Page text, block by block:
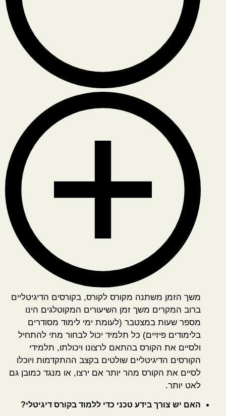
משך הזמן משתנה מקורס לקורס, בקורסים הדיגיטליים
ברוב המקרים משך זמן השיעורים המקוטלגים הינו
מספר שעות במצטבר (לעומת ימי לימוד מסודרים
בלימודים פיזיים) כל תלמיד יכול לבחור מתי להתחיל
ולסיים את הקורס בהתאם לרצונו ויכולתו, תלמידי
הקורסים הדיגיטליים שולטים בקצב ההתקדמות ויוכלו
לסיים את הקורס מהר יותר אם ירצו, או מנגד כמובן גם
לאט יותר.
האם יש צורך בידע טכני כדי ללמוד בקורס דיגיטלי?